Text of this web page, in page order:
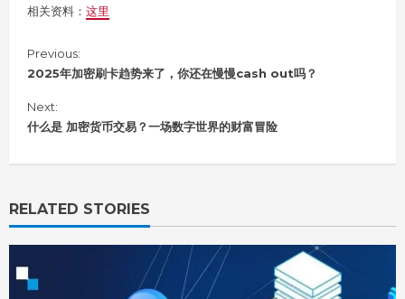
相关资料： 这里
C
o
t
i
u
R
e
a
i
Previous:
2025年加密刷卡趋势来了，你还在慢慢cash out吗？
Next:
什么是 加密货币交易？一场数字世界的财富冒险
RELATED STORIES